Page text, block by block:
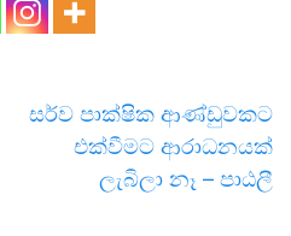
සර්ව පාක්ෂික ආණ්ඩුවකට
එක්වීමට ආරාධනයක්
ලැබිලා නෑ – පාඨලී